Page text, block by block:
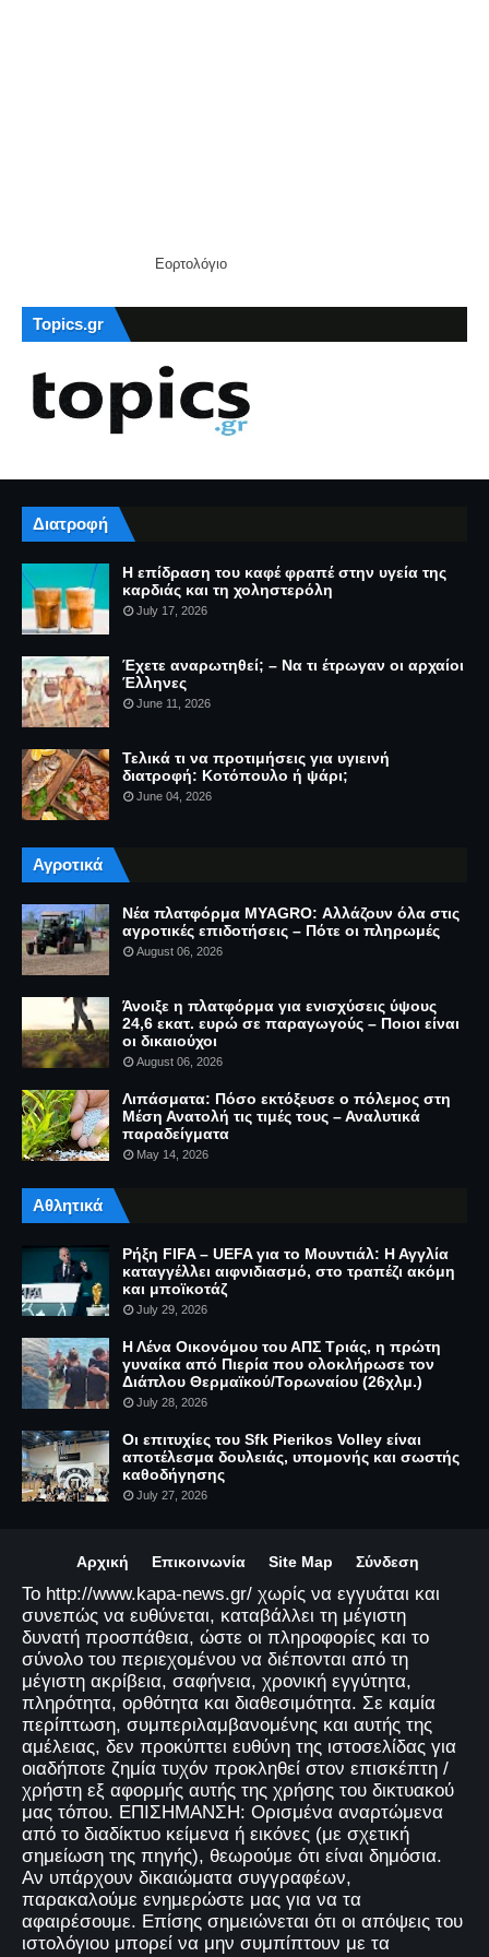
Εορτολόγιο
Topics.gr
Διατροφή
Η επίδραση του καφέ φραπέ στην υγεία της
καρδιάς και τη χοληστερόλη
July 17, 2026
Έχετε αναρωτηθεί; – Να τι έτρωγαν οι αρχαίοι
Έλληνες
June 11, 2026
Τελικά τι να προτιμήσεις για υγιεινή
διατροφή: Κοτόπουλο ή ψάρι;
June 04, 2026
Αγροτικά
Νέα πλατφόρμα MYAGRO: Αλλάζουν όλα στις
αγροτικές επιδοτήσεις – Πότε οι πληρωμές
August 06, 2026
Άνοιξε η πλατφόρμα για ενισχύσεις ύψους
24,6 εκατ. ευρώ σε παραγωγούς – Ποιοι είναι
οι δικαιούχοι
August 06, 2026
Λιπάσματα: Πόσο εκτόξευσε ο πόλεμος στη
Μέση Ανατολή τις τιμές τους – Αναλυτικά
παραδείγματα
May 14, 2026
Αθλητικά
Ρήξη FIFA – UEFA για το Μουντιάλ: Η Αγγλία
καταγγέλλει αιφνιδιασμό, στο τραπέζι ακόμη
και μποϊκοτάζ
July 29, 2026
Η Λένα Οικονόμου του ΑΠΣ Τριάς, η πρώτη
γυναίκα από Πιερία που ολοκλήρωσε τον
Διάπλου Θερμαϊκού/Τορωναίου (26χλμ.)
July 28, 2026
Οι επιτυχίες του Sfk Pierikos Volley είναι
αποτέλεσμα δουλειάς, υπομονής και σωστής
καθοδήγησης
July 27, 2026
Αρχική Επικοινωνία Site Map Σύνδεση
Το http://www.kapa-news.gr/ χωρίς να εγγυάται και
συνεπώς να ευθύνεται, καταβάλλει τη μέγιστη
δυνατή προσπάθεια, ώστε οι πληροφορίες και το
σύνολο του περιεχομένου να διέπονται από τη
μέγιστη ακρίβεια, σαφήνεια, χρονική εγγύτητα,
πληρότητα, ορθότητα και διαθεσιμότητα. Σε καμία
περίπτωση, συμπεριλαμβανομένης και αυτής της
αμέλειας, δεν προκύπτει ευθύνη της ιστοσελίδας για
οιαδήποτε ζημία τυχόν προκληθεί στον επισκέπτη /
χρήστη εξ αφορμής αυτής της χρήσης του δικτυακού
μας τόπου. ΕΠΙΣΗΜΑΝΣΗ: Ορισμένα αναρτώμενα
από το διαδίκτυο κείμενα ή εικόνες (με σχετική
σημείωση της πηγής), θεωρούμε ότι είναι δημόσια.
Αν υπάρχουν δικαιώματα συγγραφέων,
παρακαλούμε ενημερώστε μας για να τα
αφαιρέσουμε. Επίσης σημειώνεται ότι οι απόψεις του
ιστολόγιου μπορεί να μην συμπίπτουν με τα